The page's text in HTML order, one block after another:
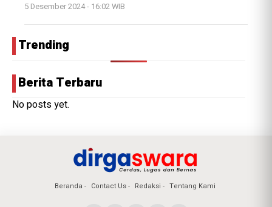
5 Desember 2024 - 16:02 WIB
Trending
Berita Terbaru
No posts yet.
Beranda Contact Us Redaksi Tentang Kami